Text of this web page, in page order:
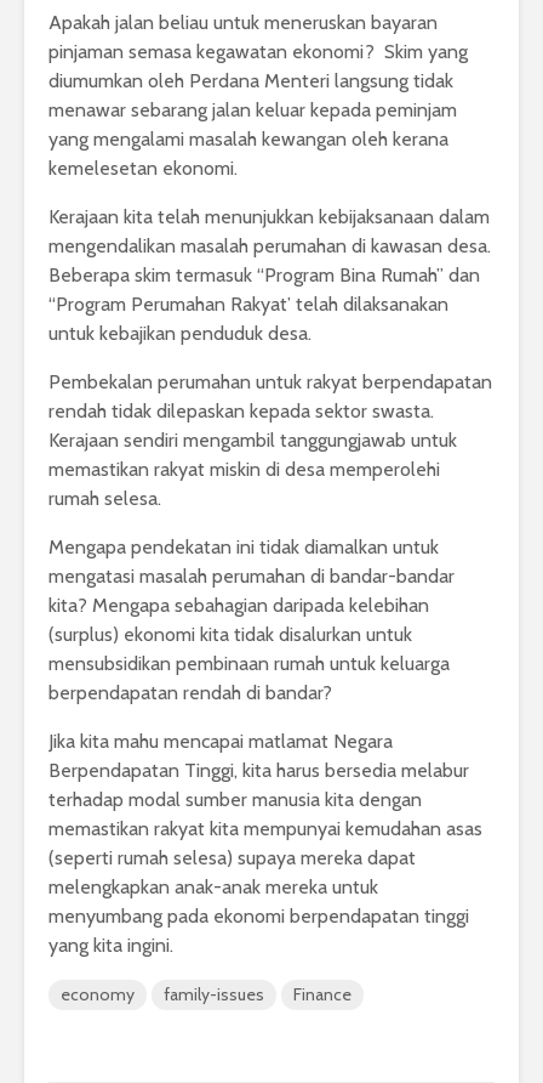
Apakah jalan beliau untuk meneruskan bayaran
pinjaman semasa kegawatan ekonomi? Skim yang
diumumkan oleh Perdana Menteri langsung tidak
menawar sebarang jalan keluar kepada peminjam
yang mengalami masalah kewangan oleh kerana
kemelesetan ekonomi.
Kerajaan kita telah menunjukkan kebijaksanaan dalam
mengendalikan masalah perumahan di kawasan desa.
Beberapa skim termasuk “Program Bina Rumah” dan
“Program Perumahan Rakyat’ telah dilaksanakan
untuk kebajikan penduduk desa.
Pembekalan perumahan untuk rakyat berpendapatan
rendah tidak dilepaskan kepada sektor swasta.
Kerajaan sendiri mengambil tanggungjawab untuk
memastikan rakyat miskin di desa memperolehi
rumah selesa.
Mengapa pendekatan ini tidak diamalkan untuk
mengatasi masalah perumahan di bandar-bandar
kita? Mengapa sebahagian daripada kelebihan
(surplus) ekonomi kita tidak disalurkan untuk
mensubsidikan pembinaan rumah untuk keluarga
berpendapatan rendah di bandar?
Jika kita mahu mencapai matlamat Negara
Berpendapatan Tinggi, kita harus bersedia melabur
terhadap modal sumber manusia kita dengan
memastikan rakyat kita mempunyai kemudahan asas
(seperti rumah selesa) supaya mereka dapat
melengkapkan anak-anak mereka untuk
menyumbang pada ekonomi berpendapatan tinggi
yang kita ingini.
economy family-issues Finance